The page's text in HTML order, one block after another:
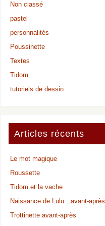
Non classé
pastel
personnalités
Poussinette
Textes
Tidom
tutoriels de dessin
Articles récents
Le mot magique
Roussette
Tidom et la vache
Naissance de Lulu…avant-après
Trottinette avant-après